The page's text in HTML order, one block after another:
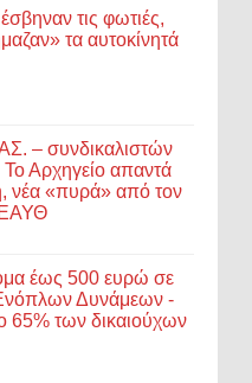
τις φωτιές,
τα αυτοκίνητά
– συνδικαλιστών
Το Αρχηγείο απαντά
νέα «πυρά» από τον
ΕΑΥΘ
έως 500 ευρώ σε
Δυνάμεων -
65% των δικαιούχων